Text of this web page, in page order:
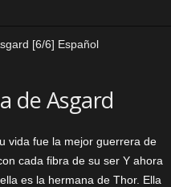
de Asgard
vida fue la mejor guerrera de
cada fibra de su ser Y ahora
es la hermana de Thor. Ella